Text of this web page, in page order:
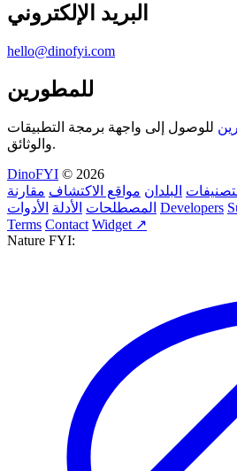
البريد الإلكتروني
hello@dinofyi.com
للمطورين
للوصول إلى واجهة برمجة التطبيقات
والوثائق.
DinoFYI © 2026
البلدان مواقع الاكتشاف مقارنة
المصطلحات الأدلة الأدوات Developers
Terms Contact Widget ↗
Nature FYI: